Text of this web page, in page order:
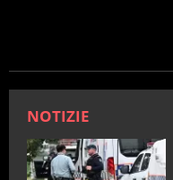
NOTIZIE